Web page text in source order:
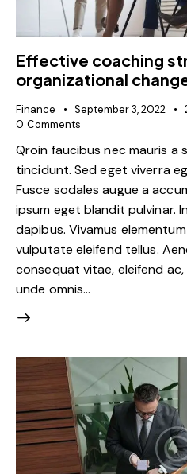
Effective coaching
organizational
Finance September 3, 2022
0 Comments
Qroin faucibus nec mauris a
tincidunt. Sed eget viverra
Fusce sodales augue a
ipsum eget blandit pulvinar.
dapibus. Vivamus
vulputate eleifend tellus.
consequat vitae, eleifend
unde omnis…